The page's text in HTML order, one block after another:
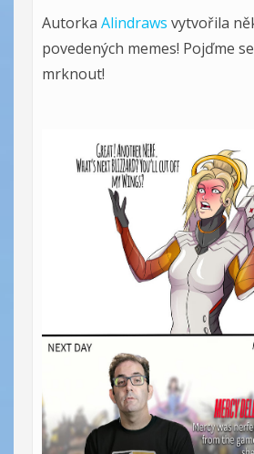
Autorka Alindraws vytvořila
povedených memes! Pojďme
mrknout!